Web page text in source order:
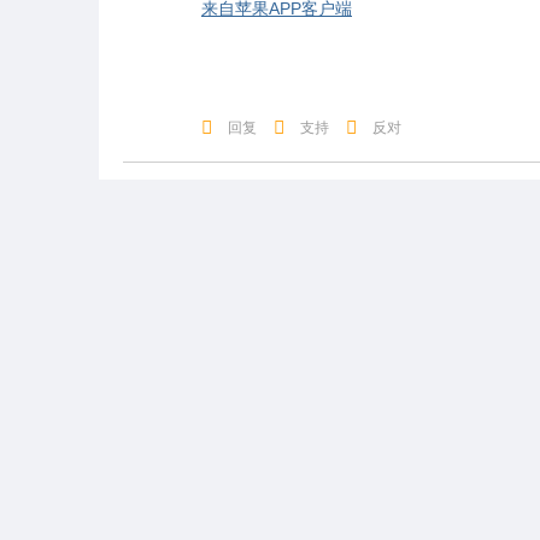
来自苹果APP客户端
回复 支持 反对